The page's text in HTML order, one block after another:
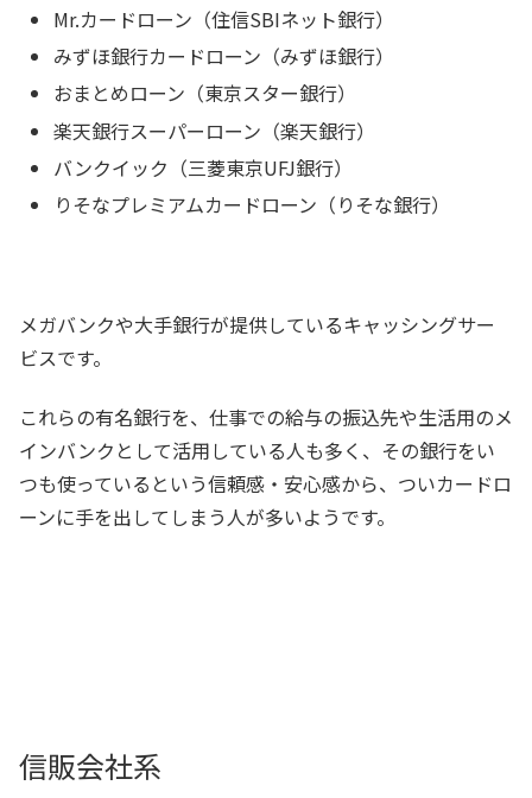
Mr.カードローン（住信SBIネット銀行）
みずほ銀行カードローン（みずほ銀行）
おまとめローン（東京スター銀行）
楽天銀行スーパーローン（楽天銀行）
バンクイック（三菱東京UFJ銀行）
りそなプレミアムカードローン（りそな銀行）
メガバンクや大手銀行が提供しているキャッシングサー
ビスです。
これらの有名銀行を、仕事での給与の振込先や生活用のメ
インバンクとして活用している人も多く、その銀行をい
つも使っているという信頼感・安心感から、ついカードロ
ーンに手を出してしまう人が多いようです。
信販会社系